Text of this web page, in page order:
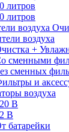
литров
литров
воздуха
+
сменными
сменных
и
воздуха
В
В
батарейки